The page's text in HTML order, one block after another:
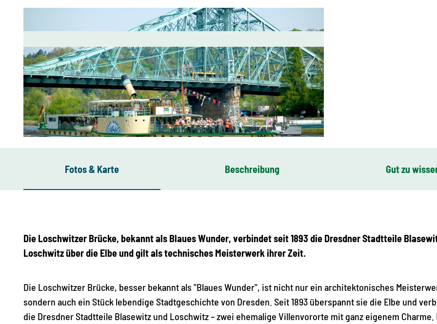
Fotos & Karte Beschreibung Gut zu
Die Loschwitzer Brücke, bekannt als Blaues Wunder, verbindet seit 1893 die Dresdner Stadtteile
Loschwitz über die Elbe und gilt als technisches Meisterwerk ihrer Zeit.
Die Loschwitzer Brücke, besser bekannt als "Blaues Wunder", ist nicht nur ein architektonisches
sondern auch ein Stück lebendige Stadtgeschichte von Dresden. Seit 1893 überspannt sie die Elbe und
die Dresdner Stadtteile Blasewitz und Loschwitz – zwei ehemalige Villenvororte mit ganz eigenem Charme.